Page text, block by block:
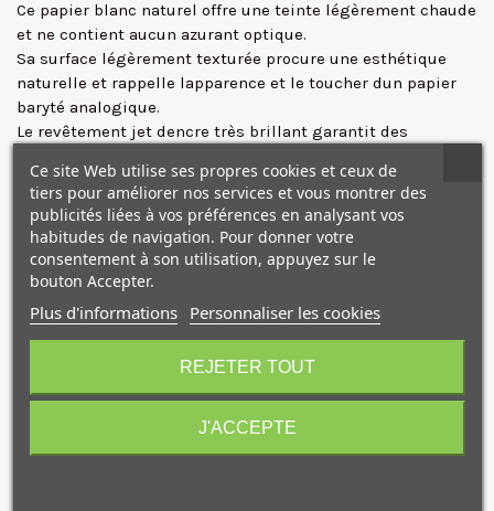
Ce papier blanc naturel offre une teinte légèrement chaude
et ne contient aucun azurant optique.
Sa surface légèrement texturée procure une esthétique
naturelle et rappelle lapparence et le toucher dun papier
baryté analogique.
Le revêtement jet dencre très brillant garantit des
des couleurs et des détails, noirs profonds et contrastes
saisissants.
L'addition de sulfate de baryum dans le couchage améliore
la gamme de tons reproductibles, la netteté et la clarté
des impressions.
sans acide ni lignine
et répond aux normes les plus
Il sera parfait pour toutes vos reproductions
photographiques et artistiques conforment aux normes
d'archivage les plus élevées, art numérique, photographie
Ce site Web utilise ses propres cookies et ceux de
tiers pour améliorer nos services et vous montrer des
publicités liées à vos préférences en analysant vos
habitudes de navigation. Pour donner votre
consentement à son utilisation, appuyez sur le
bouton Accepter.
Plus d'informations Personnaliser les cookies
REJETER TOUT
J'ACCEPTE
10€ OFFERTS sur votre
premier achat !
✕